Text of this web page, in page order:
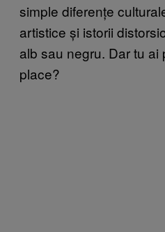
simple diferențe
artistice și istorii
alb sau negru. Dar tu ai
place?